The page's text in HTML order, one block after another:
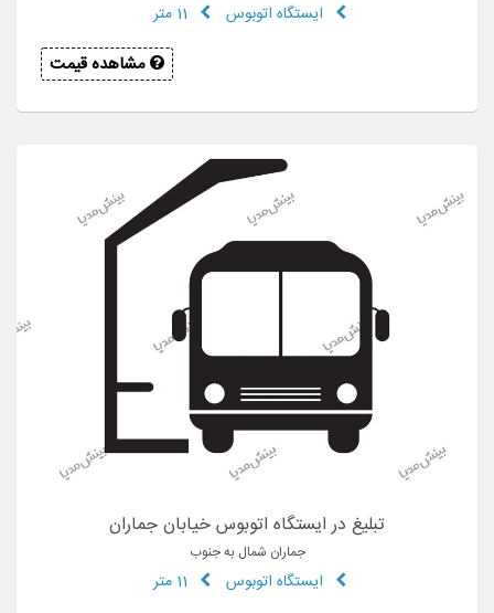
ایستگاه اتوبوس
مشاهده قیمت
تبلیغ در ایستگاه اتوبوس خیابان جماران
جماران شمال به جنوب
ایستگاه اتوبوس